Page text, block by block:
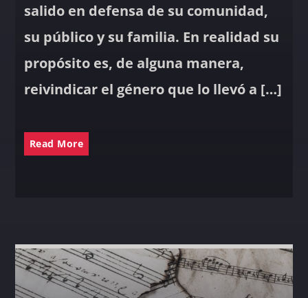
salido en defensa de su comunidad,
su público y su familia. En realidad su
propósito es, de alguna manera,
reivindicar el género que lo llevó a […]
Read More